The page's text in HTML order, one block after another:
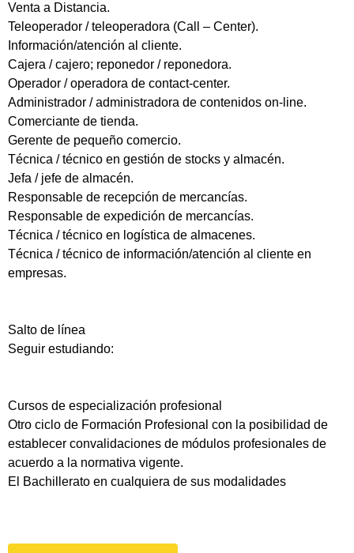
Venta a Distancia.
Teleoperador / teleoperadora (Call – Center).
Información/atención al cliente.
Cajera / cajero; reponedor / reponedora.
Operador / operadora de contact-center.
Administrador / administradora de contenidos on-line.
Comerciante de tienda.
Gerente de pequeño comercio.
Técnica / técnico en gestión de stocks y almacén.
Jefa / jefe de almacén.
Responsable de recepción de mercancías.
Responsable de expedición de mercancías.
Técnica / técnico en logística de almacenes.
Técnica / técnico de información/atención al cliente en
empresas.
Salto de línea
Seguir estudiando:
Cursos de especialización profesional
Otro ciclo de Formación Profesional con la posibilidad de
establecer convalidaciones de módulos profesionales de
acuerdo a la normativa vigente.
El Bachillerato en cualquiera de sus modalidades